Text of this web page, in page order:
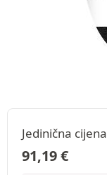
Jedinična cijena
91,19€